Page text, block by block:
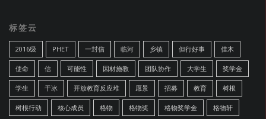
标签云
2016级 PHET 一封信 临河 乡镇 但行好事 佳木
使命 信 可能性 因材施教 团队协作 大学生 奖学金
学生 干冰 开放教育反应堆 愿景 招募 教育 树根
树根行动 核心成员 格物 格物奖 格物奖学金 格物轩